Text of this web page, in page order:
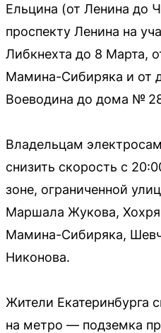
Ельцина (от Ленина до
проспекту Ленина на
Либкнехта до 8 Марта,
Мамина-Сибиряка и от
Воеводина до дома №
Владельцам
снизить скорость с
зоне, ограниченной
Маршала Жукова,
Мамина-Сибиряка,
Никонова.
Жители Екатеринбурга
на метро — подземка